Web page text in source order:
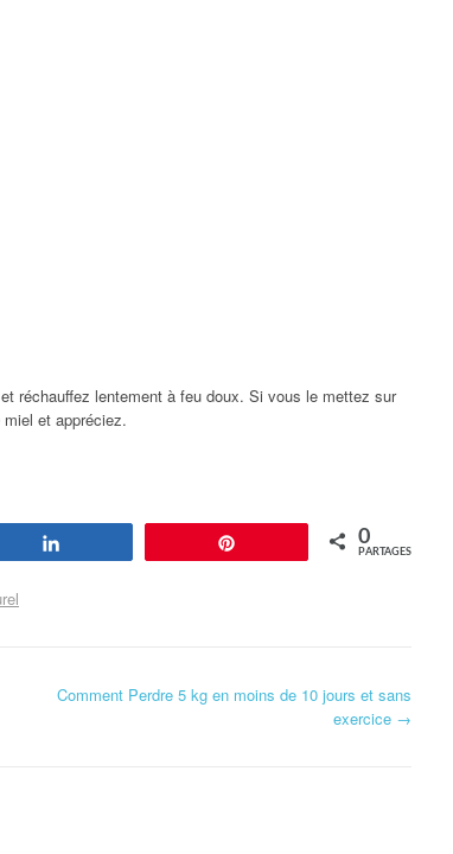
réchauffez lentement à feu doux. Si vous le mettez sur
et appréciez.
0
PARTAGES
Comment Perdre 5 kg en moins de 10 jours et sans
exercice →